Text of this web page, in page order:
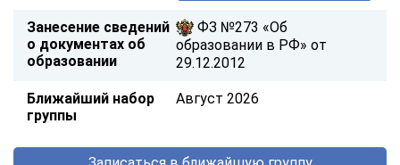
Занесение сведений
о документах об
образовании
ФЗ №273 «Об
образовании в РФ» от
29.12.2012
Ближайший набор
группы
Август 2026